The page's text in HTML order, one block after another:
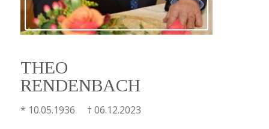
THEO
RENDENBACH
* 10.05.1936 † 06.12.2023